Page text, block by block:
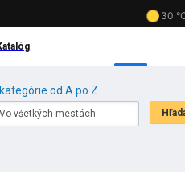
kategórie od A po Z